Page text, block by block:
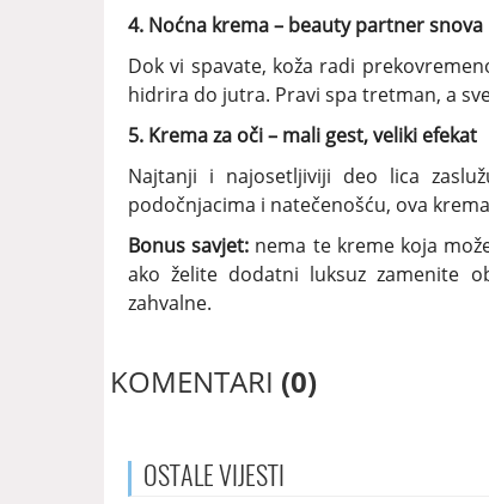
4. Noćna krema – beauty partner snova
Dok vi spavate, koža radi
hidrira do jutra. Pravi spa tretman, a
5. Krema za oči – mali gest, veliki efekat
Najtanji i najosetljiviji deo lica
podočnjacima i natečenošću, ova
Bonus savjet: nema te kreme koja
ako želite dodatni luksuz zamenite
zahvalne.
KOMENTARI (0)
OSTALEVIJESTI